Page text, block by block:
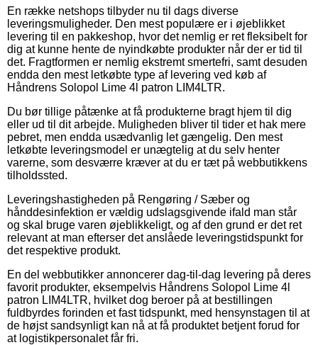
En række netshops tilbyder nu til dags diverse
leveringsmuligheder. Den mest populære er i øjeblikket
levering til en pakkeshop, hvor det nemlig er ret fleksibelt for
dig at kunne hente de nyindkøbte produkter når der er tid til
det. Fragtformen er nemlig ekstremt smertefri, samt desuden
endda den mest letkøbte type af levering ved køb af
Håndrens Solopol Lime 4l patron LIM4LTR.
Du bør tillige påtænke at få produkterne bragt hjem til dig
eller ud til dit arbejde. Muligheden bliver til tider et hak mere
pebret, men endda usædvanlig let gængelig. Den mest
letkøbte leveringsmodel er unægtelig at du selv henter
varerne, som desværre kræver at du er tæt på webbutikkens
tilholdssted.
Leveringshastigheden på Rengøring / Sæber og
hånddesinfektion er vældig udslagsgivende ifald man står
og skal bruge varen øjeblikkeligt, og af den grund er det ret
relevant at man efterser det anslåede leveringstidspunkt for
det respektive produkt.
En del webbutikker annoncerer dag-til-dag levering på deres
favorit produkter, eksempelvis Håndrens Solopol Lime 4l
patron LIM4LTR, hvilket dog beroer på at bestillingen
fuldbyrdes forinden et fast tidspunkt, med hensynstagen til at
de højst sandsynligt kan nå at få produktet betjent forud for
at logistikpersonalet får fri.